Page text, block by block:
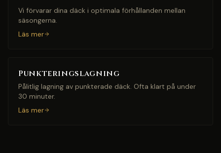
Vi förvarar dina däck i optimala förhållanden mellan
säsongerna.
Läs mer
Punkteringslagning
Pålitlig lagning av punkterade däck. Ofta klart på under
30 minuter.
Läs mer